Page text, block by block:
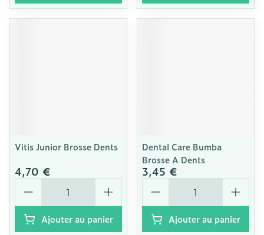
Vitis Junior Brosse Dents
4,70 €
Quantité
Ajouter au panier
Dental Care Bumba
Brosse A Dents
3,45 €
Quantité
Ajouter au panier